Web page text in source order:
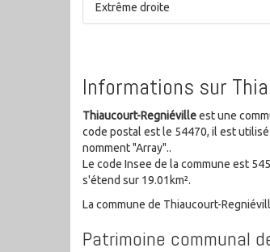
Extrême droite
Informations sur
Thiaucourt-Regniévilleest une
code postal est le 54470, il est
nomment "Array"..
Le code Insee de la commune est
s'étend sur 19.01km².
La commune de Thiaucourt-
Patrimoine communal